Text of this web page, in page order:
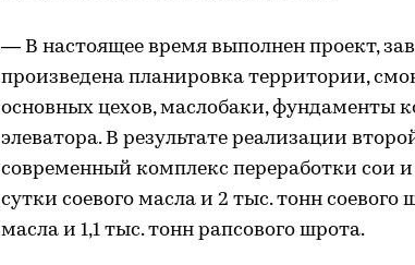
— В настоящее время выполнен проект,
произведена планировка территории,
основных цехов, маслобаки, фундаменты
элеватора. В результате реализации
современный комплекс переработки сои
сутки соевого масла и 2 тыс. тонн
масла и 1,1 тыс. тонн рапсового шрота.